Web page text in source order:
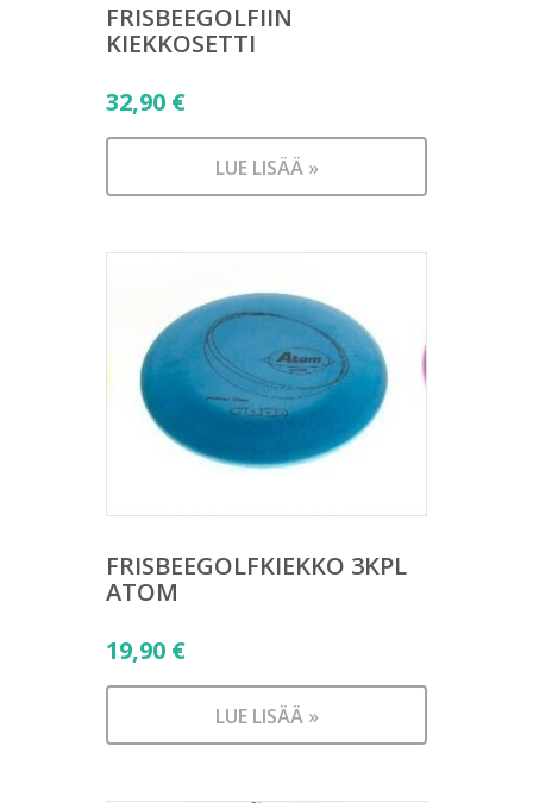
FRISBEEGOLFIIN
KIEKKOSETTI
32,90 €
LUE LISÄÄ »
FRISBEEGOLFKIEKKO 3KPL
ATOM
19,90 €
LUE LISÄÄ »